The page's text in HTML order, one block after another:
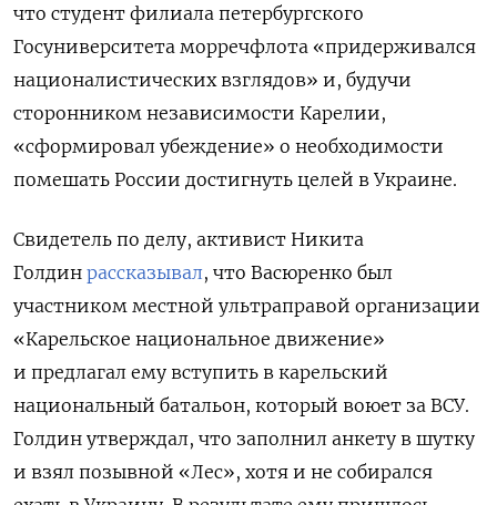
что студент филиала петербургского
Госуниверситета морречфлота «придерживался
националистических взглядов» и, будучи
сторонником независимости Карелии,
«сформировал убеждение» о необходимости
помешать России достигнуть целей в Украине.
Свидетель по делу, активист Никита
Голдин рассказывал, что Васюренко был
участником местной ультраправой организации
«Карельское национальное движение»
и предлагал ему вступить в карельский
национальный батальон, который воюет за ВСУ.
Голдин утверждал, что заполнил анкету в шутку
и взял позывной «Лес», хотя и не собирался